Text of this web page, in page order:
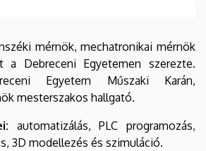
mérnök, mechatronikai mérnök
a Debreceni Egyetemen szerezte.
Egyetem Műszaki Karán,
mesterszakos hallgató.
automatizálás, PLC programozás,
3D modellezés és szimuláció.